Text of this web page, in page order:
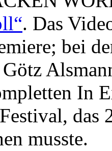
. Das
bei
Götz
In
das
musste.